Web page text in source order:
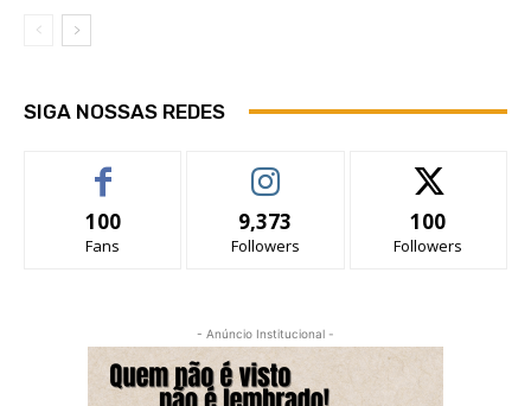
SIGA NOSSAS REDES
100
Fans
9,373
Followers
100
Followers
- Anúncio Institucional -